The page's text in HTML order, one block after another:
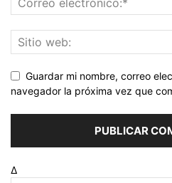
Guardar mi nombre, correo
navegador la próxima vez que
Δ